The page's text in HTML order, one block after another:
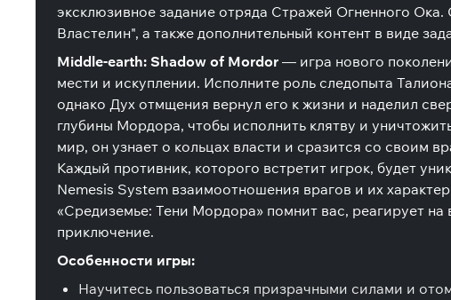
эксклюзивное задание отряда Стражей Огненного
Властелин", а также дополнительный контент в виде
Middle-earth: Shadow of Mordor — игра нового
мести и искуплении. Исполните роль следопыта
однако Дух отмщения вернул его к жизни и наделил
глубины Мордора, чтобы исполнить клятву и
мир, он узнает о кольцах власти и сразится со своим
Каждый противник, которого встретит игрок, будет
Nemesis System взаимоотношения врагов и их
«Средиземье: Тени Мордора» помнит вас, реагирует
приключение.
Особенности игры:
Научитесь пользоваться призрачными силами и